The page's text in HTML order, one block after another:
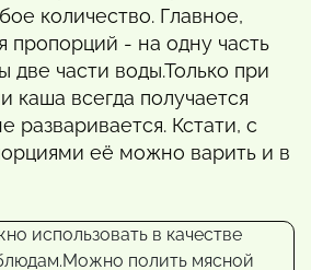
количество. Главное,
пропорций - на одну часть
две части воды.Только при
каша всегда получается
разваривается. Кстати, с
её можно варить и в